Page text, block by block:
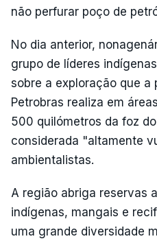
não perfurar poço de
No dia anterior,
grupo de líderes
sobre a exploração que a
Petrobras realiza em
500 quilómetros da foz
considerada "altamente
ambientalistas.
A região abriga reservas
indígenas, mangais e
uma grande diversidade